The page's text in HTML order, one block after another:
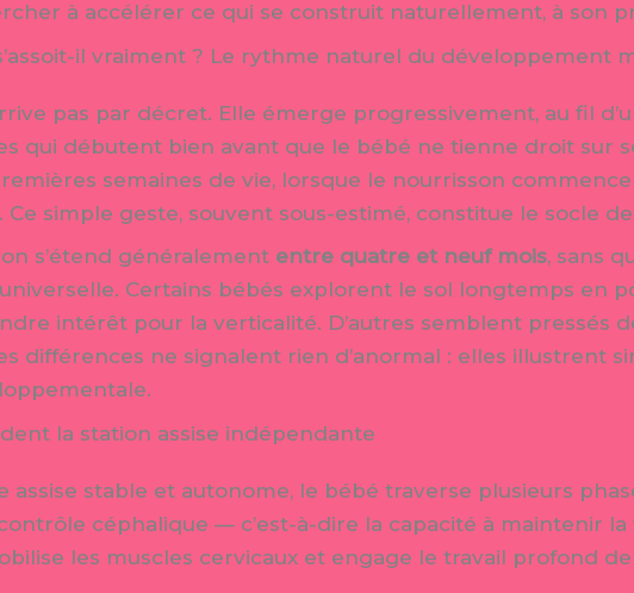
à accélérer ce qui se construit naturellement, à son
il vraiment ? Le rythme naturel du développement
pas par décret. Elle émerge progressivement, au fil
qui débutent bien avant que le bébé ne tienne droit sur
semaines de vie, lorsque le nourrisson
simple geste, souvent sous-estimé, constitue le socle
s’étend généralement entre quatre et neuf mois, sans
Certains bébés explorent le sol longtemps en
intérêt pour la verticalité. D’autres semblent pressés
différences ne signalent rien d’anormal : elles illustrent
la station assise indépendante
assise stable et autonome, le bébé traverse plusieurs
céphalique — c’est-à-dire la capacité à maintenir
les muscles cervicaux et engage le travail profond